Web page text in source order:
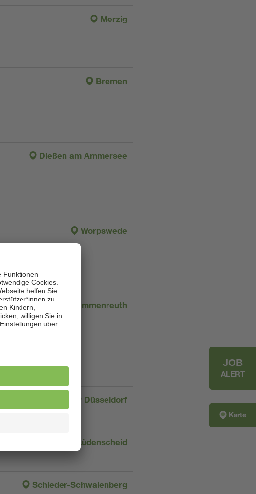
Merzig
Bremen
Dießen am Ammersee
Worpswede
Immenreuth
Düsseldorf
Lüdenscheid
Schieder-Schwalenberg
JOB
ALERT
Karte